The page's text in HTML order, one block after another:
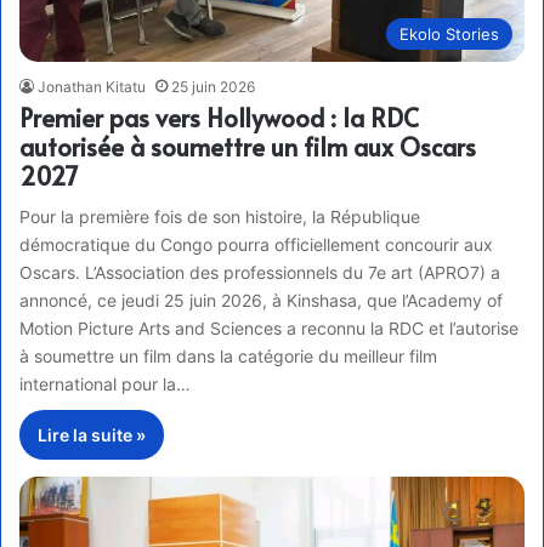
Ekolo Stories
Jonathan Kitatu 25 juin 2026
Premier pas vers Hollywood : la RDC
autorisée à soumettre un film aux Oscars
2027
Pour la première fois de son histoire, la République
démocratique du Congo pourra officiellement concourir aux
Oscars. L’Association des professionnels du 7e art (APRO7) a
annoncé, ce jeudi 25 juin 2026, à Kinshasa, que l’Academy of
Motion Picture Arts and Sciences a reconnu la RDC et l’autorise
à soumettre un film dans la catégorie du meilleur film
international pour la…
Lire la suite »